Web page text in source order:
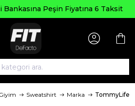
Fiyatına 6 Taksit
Sweatshirt Marka TommyLife